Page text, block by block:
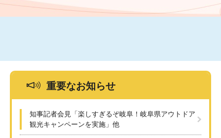
文
重要なお知らせ
知事記者会見「楽しすぎるぞ岐阜！岐阜県アウトドア
観光キャンペーンを実施」他